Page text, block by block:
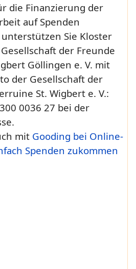
die Finanzierung der
auf Spenden
Sie Kloster
der Freunde
Göllingen e. V. mit
der Gesellschaft der
St. Wigbert e. V.:
0036 27 bei der
mit Gooding bei Online-
Spenden zukommen